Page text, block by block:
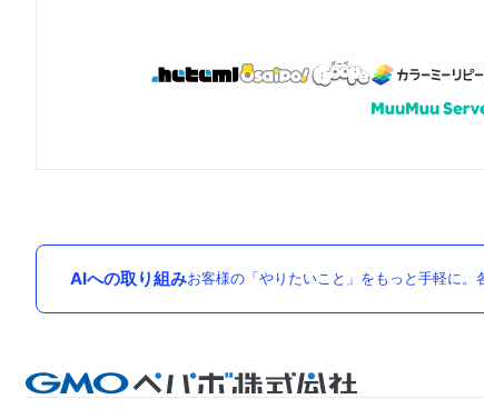
AIへの取り組みお客様の「やりたいこと」をもっと手軽に。